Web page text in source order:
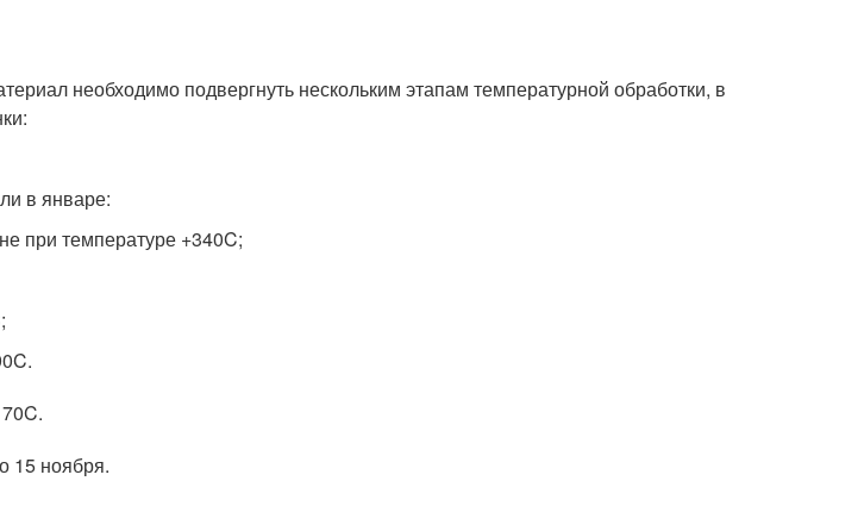
необходимо подвергнуть нескольким этапам температурной обработки, в
в январе:
при температуре +340C;
0C.
0C.
15 ноября.